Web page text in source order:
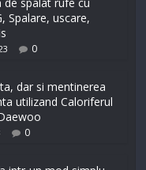
Spalare, uscare,
0
dar si mentinerea
utilizand Caloriferul
0